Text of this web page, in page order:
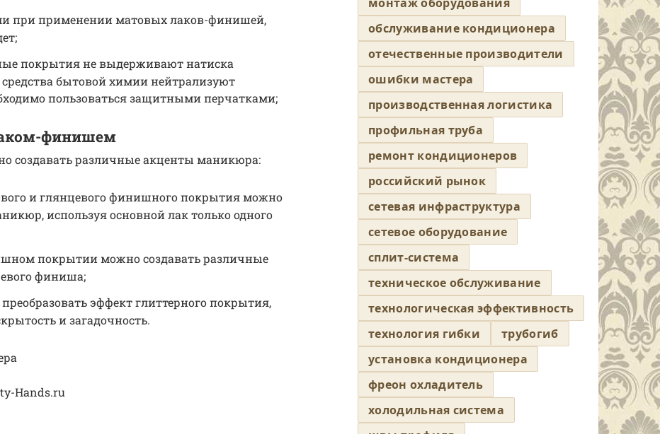
при применении матовых лаков-финишей,
покрытия не выдерживают натиска
бытовой химии нейтрализуют
пользоваться защитными перчатками;
финишем
создавать различные акценты маникюра:
и глянцевого финишного покрытия можно
используя основной лак только одного
покрытии можно создавать различные
финиша;
эффект глиттерного покрытия,
и загадочность.
Hands.ru
обслуживание кондиционера
отечественные производители
ошибки мастера
производственная логистика
профильная труба
ремонт кондиционеров
российский рынок
сетевая инфраструктура
сетевое оборудование
сплит-система
техническое обслуживание
технологическая эффективность
технология гибки
трубогиб
установка кондиционера
фреон охладитель
холодильная система